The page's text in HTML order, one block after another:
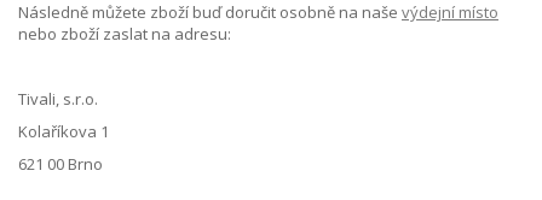
Následně můžete zboží buď doručit osobně na naše výdejní místo
nebo zboží zaslat na adresu:
Tivali, s.r.o.
Kolaříkova 1
621 00 Brno